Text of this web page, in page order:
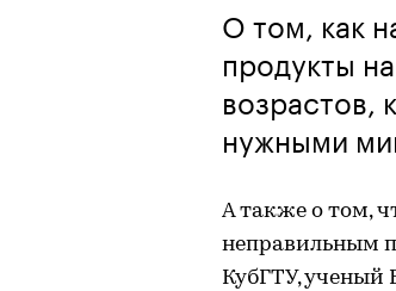
О том, как
продукты
возрастов,
нужными
А также о том,
неправильным
КубГТУ, ученый